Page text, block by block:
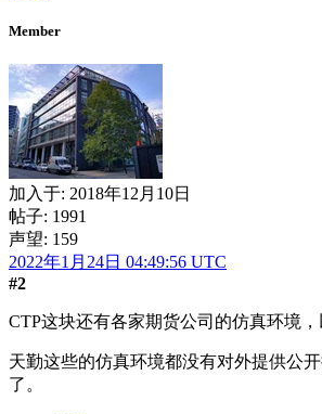
Member
加入于: 2018年12月10日
帖子: 1991
声望: 159
2022年1月24日 04:49:56 UTC
#2
CTP这块还有各家期货公司的仿真环境，
天勤这些的仿真环境都没有对外提供公
了。